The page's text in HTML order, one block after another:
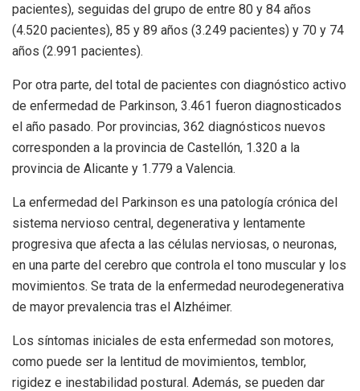
pacientes), seguidas del grupo de entre 80 y 84 años
(4.520 pacientes), 85 y 89 años (3.249 pacientes) y 70 y 74
años (2.991 pacientes).
Por otra parte, del total de pacientes con diagnóstico activo
de enfermedad de Parkinson, 3.461 fueron diagnosticados
el año pasado. Por provincias, 362 diagnósticos nuevos
corresponden a la provincia de Castellón, 1.320 a la
provincia de Alicante y 1.779 a Valencia.
La enfermedad del Parkinson es una patología crónica del
sistema nervioso central, degenerativa y lentamente
progresiva que afecta a las células nerviosas, o neuronas,
en una parte del cerebro que controla el tono muscular y los
movimientos. Se trata de la enfermedad neurodegenerativa
de mayor prevalencia tras el Alzhéimer.
Los síntomas iniciales de esta enfermedad son motores,
como puede ser la lentitud de movimientos, temblor,
rigidez e inestabilidad postural. Además, se pueden dar